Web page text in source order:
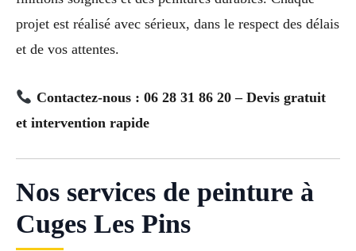
projet est réalisé avec sérieux, dans le respect des délais
et de vos attentes.
Contactez-nous : 06 28 31 86 20 – Devis gratuit
et intervention rapide
Nos services de peinture à
Cuges Les Pins